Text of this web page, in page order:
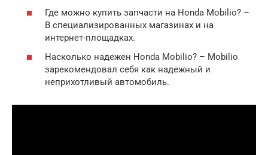
Где можно купить запчасти на Honda Mobilio? –
В специализированных магазинах и на
интернет-площадках.
Насколько надежен Honda Mobilio? – Mobilio
зарекомендовал себя как надежный и
неприхотливый автомобиль.